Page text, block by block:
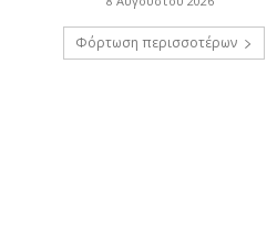
Φόρτωση περισσοτέρων